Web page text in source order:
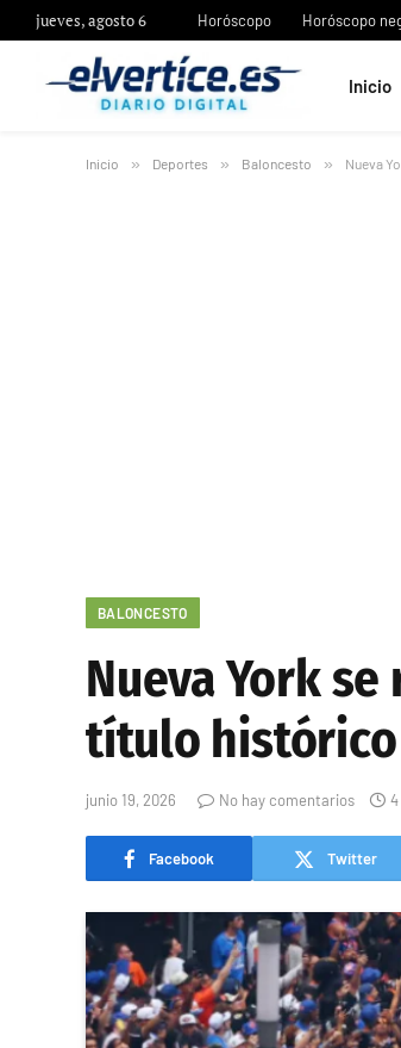
jueves, agosto 6 Horóscopo Horóscopo
Inicio
Inicio » Deportes » Baloncesto » Nueva
BALONCESTO
Nueva York
título histórico
junio 19, 2026 No hay comentarios
Facebook Twitter